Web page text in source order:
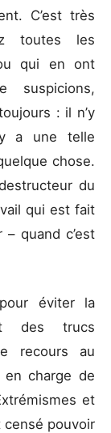
C’est très
toutes les
qui en ont
suspicions,
: il n’y
a une telle
chose.
du
qui est fait
quand c’est
éviter la
des trucs
recours au
en charge de
et
censé pouvoir